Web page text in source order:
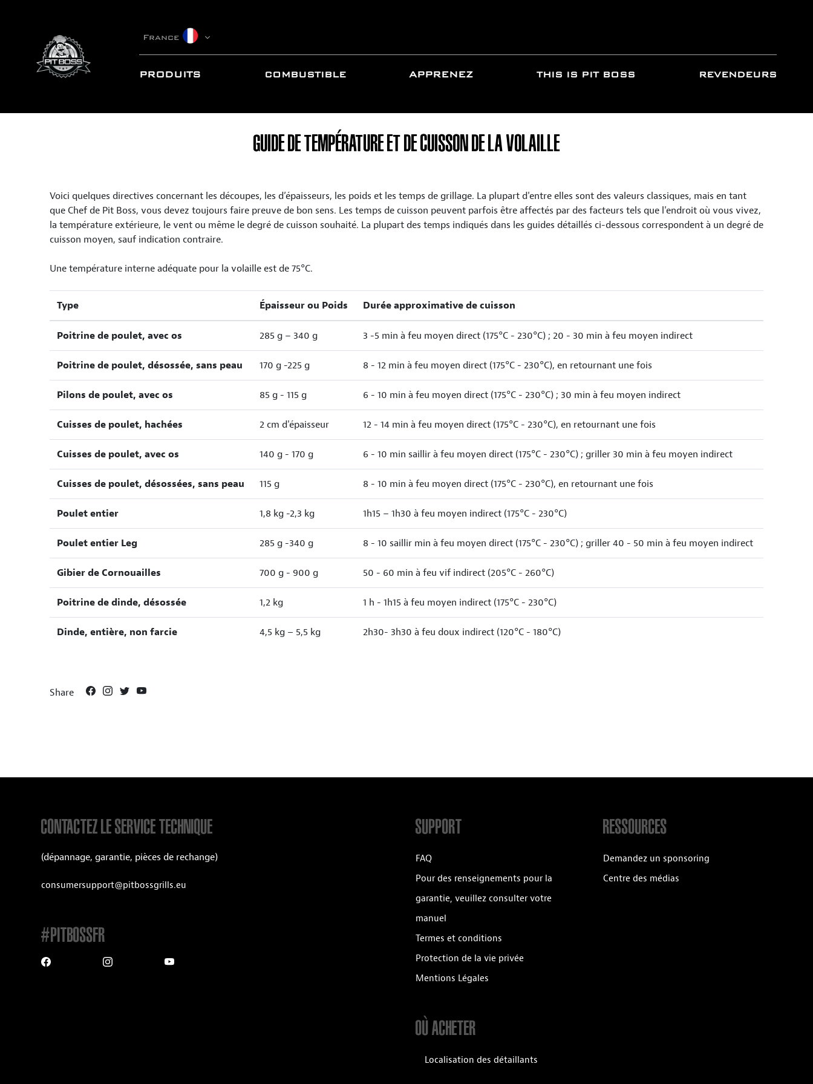
France
PRODUITS COMBUSTIBLE APPRENEZ THIS IS PIT BOSS REVENDEURS
GUIDE DE TEMPÉRATURE ET DE CUISSON DE LA VOLAILLE
Voici quelques directives concernant les découpes, les d’épaisseurs, les poids et les temps de grillage. La plupart d'entre elles sont des valeurs classiques, mais en tant
que Chef de Pit Boss, vous devez toujours faire preuve de bon sens. Les temps de cuisson peuvent parfois être affectés par des facteurs tels que l'endroit où vous vivez,
la température extérieure, le vent ou même le degré de cuisson souhaité. La plupart des temps indiqués dans les guides détaillés ci-dessous correspondent à un degré de
cuisson moyen, sauf indication contraire.
Une température interne adéquate pour la volaille est de 75°C.
Type Épaisseur ou Poids Durée approximative de cuisson
Poitrine de poulet, avec os 285 g – 340 g 3 -5 min à feu moyen direct (175°C - 230°C) ; 20 - 30 min à feu moyen indirect
Poitrine de poulet, désossée, sans peau 170 g -225 g 8 - 12 min à feu moyen direct (175°C - 230°C), en retournant une fois
Pilons de poulet, avec os 85 g - 115 g 6 - 10 min à feu moyen direct (175°C - 230°C) ; 30 min à feu moyen indirect
Cuisses de poulet, hachées 2 cm d'épaisseur 12 - 14 min à feu moyen direct (175°C - 230°C), en retournant une fois
Cuisses de poulet, avec os 140 g - 170 g 6 - 10 min saillir à feu moyen direct (175°C - 230°C) ; griller 30 min à feu moyen indirect
Cuisses de poulet, désossées, sans peau 115 g 8 - 10 min à feu moyen direct (175°C - 230°C), en retournant une fois
Poulet entier 1,8 kg -2,3 kg 1h15 – 1h30 à feu moyen indirect (175°C - 230°C)
Poulet entier Leg 285 g -340 g 8 - 10 saillir min à feu moyen direct (175°C - 230°C) ; griller 40 - 50 min à feu moyen indirect
Gibier de Cornouailles 700 g - 900 g 50 - 60 min à feu vif indirect (205°C - 260°C)
Poitrine de dinde, désossée 1,2 kg 1 h - 1h15 à feu moyen indirect (175°C - 230°C)
Dinde, entière, non farcie 4,5 kg – 5,5 kg 2h30- 3h30 à feu doux indirect (120°C - 180°C)
Share
CONTACTEZ LE SERVICE TECHNIQUE
(dépannage, garantie, pièces de rechange)
consumersupport@pitbossgrills.eu
#PITBOSSFR
SUPPORT
FAQ
Pour des renseignements pour la
garantie, veuillez consulter votre
manuel
Termes et conditions
Protection de la vie privée
Mentions Légales
RESSOURCES
Demandez un sponsoring
Centre des médias
OÙ ACHETER
Localisation des détaillants